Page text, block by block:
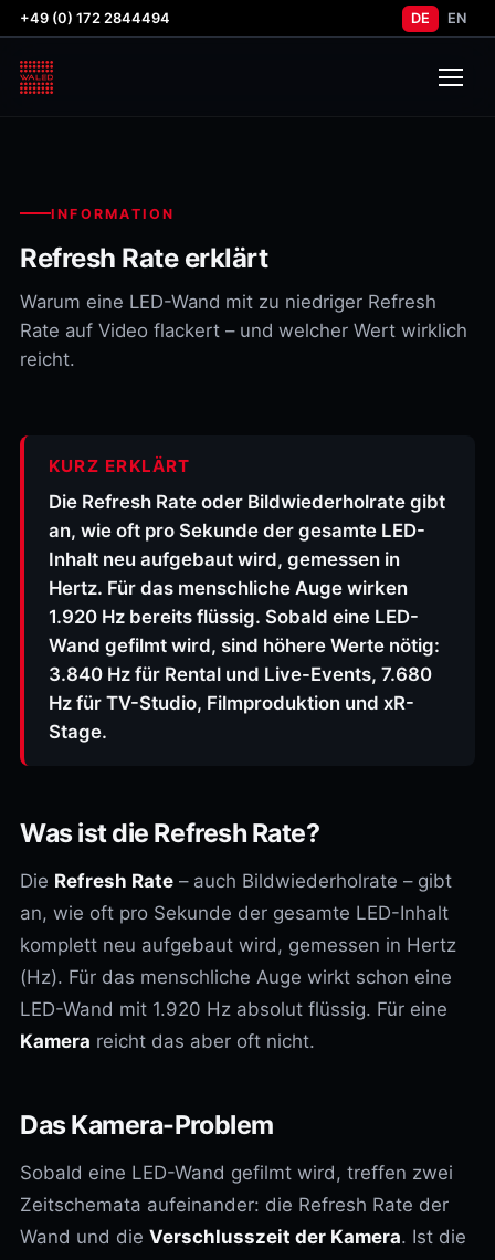
+49 (0) 172 2844494 DE EN
INFORMATION
Refresh Rate erklärt
Warum eine LED-Wand mit zu niedriger Refresh
Rate auf Video flackert – und welcher Wert wirklich
reicht.
KURZ ERKLÄRT
Die Refresh Rate oder Bildwiederholrate gibt
an, wie oft pro Sekunde der gesamte LED-
Inhalt neu aufgebaut wird, gemessen in
Hertz. Für das menschliche Auge wirken
1.920 Hz bereits flüssig. Sobald eine LED-
Wand gefilmt wird, sind höhere Werte nötig:
3.840 Hz für Rental und Live-Events, 7.680
Hz für TV-Studio, Filmproduktion und xR-
Stage.
Was ist die Refresh Rate?
Die Refresh Rate – auch Bildwiederholrate – gibt
an, wie oft pro Sekunde der gesamte LED-Inhalt
komplett neu aufgebaut wird, gemessen in Hertz
(Hz). Für das menschliche Auge wirkt schon eine
LED-Wand mit 1.920 Hz absolut flüssig. Für eine
Kamera reicht das aber oft nicht.
Das Kamera-Problem
Sobald eine LED-Wand gefilmt wird, treffen zwei
Zeitschemata aufeinander: die Refresh Rate der
Wand und die Verschlusszeit der Kamera. Ist die